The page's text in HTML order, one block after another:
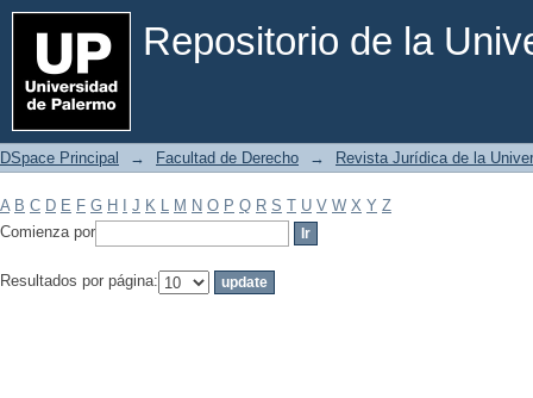
Repositorio de la
Filtrar por: Materia
DSpace Principal → Facultad de Derecho → Revista Jurídica de la
A B C D E F G H J K L M N O P Q R S T U V W X Y Z
Comienza por
Resultados por página: